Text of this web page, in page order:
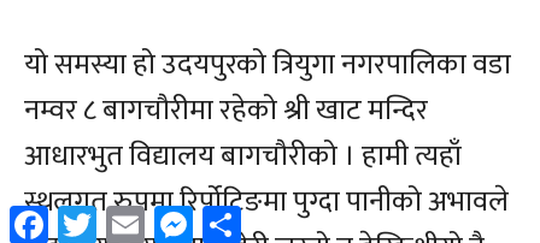
Facebook
TwitterEmail Messenger
Share